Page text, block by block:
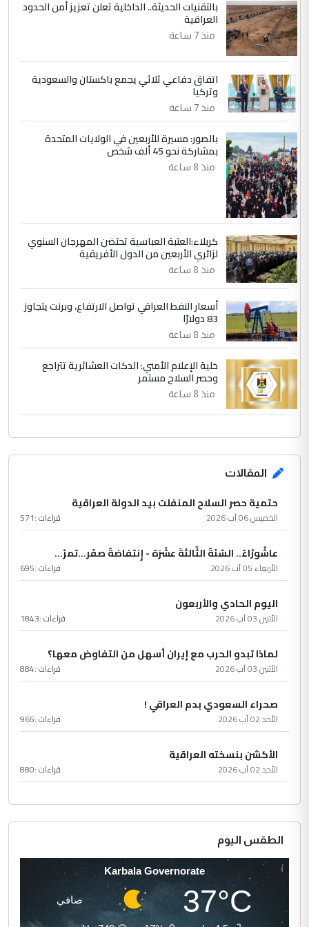
ابا فرات ...
الموضوع :
الجواهري يرد على صدام حسين سل
مضجعيك يابن الزنا (نص كامل)
5 سردار
التعليق : واحد من عصابة علي ماما يسقط
جنسية الرافد الثالث للعراق ومن اصول عريقة
ابا فرات ...
الموضوع :
الجواهري يرد على صدام حسين سل
مضجعيك يابن الزنا (نص كامل)
بالتقنيات الحديثة.. الداخلية تعلن تعزيز أمن الحدود
العراقية
منذ 7 ساعة
اتفاق دفاعي ثلاثي يجمع باكستان والسعودية
وتركيا
منذ 7 ساعة
بالصور: مسيرة للأربعين في الولايات المتحدة
بمشاركة نحو 45 ألف شخص
منذ 8 ساعة
كربلاء:العتبة العباسية تحتضن المهرجان السنوي
لزائري الأربعين من الدول الأفريقية
منذ 8 ساعة
أسعار النفط العراقي تواصل الارتفاع، وبرنت يتجاوز
83 دولارًا
منذ 8 ساعة
خلية الإعلام الأمني: الدكات العشائرية تتراجع
وحصر السلاح مستمر
منذ 8 ساعة
المقالات
حتمية حصر السلاح المنفلت بيد الدولة العراقية
الخميس 06 آب 2026 قراءات :571
عاشُورْاءُ.. السّنَةُ الثّالثةَ عشَرَة - إِنتفاضةُ صفَر…تمرّ...
الأربعاء 05 آب 2026 قراءات :695
اليوم الحادي والأربعون
الأثنين 03 آب 2026 قراءات :1843
لماذا تبدو الحرب مع إيران أسهل من التفاوض معها؟
الأثنين 03 آب 2026 قراءات :884
صحراء السعودي بدم العراقي !
الأحد 02 آب 2026 قراءات :965
الأكشن بنسخته العراقية
الأحد 02 آب 2026 قراءات :880
الطقس اليوم
Karbala Governorate
37°C صافي